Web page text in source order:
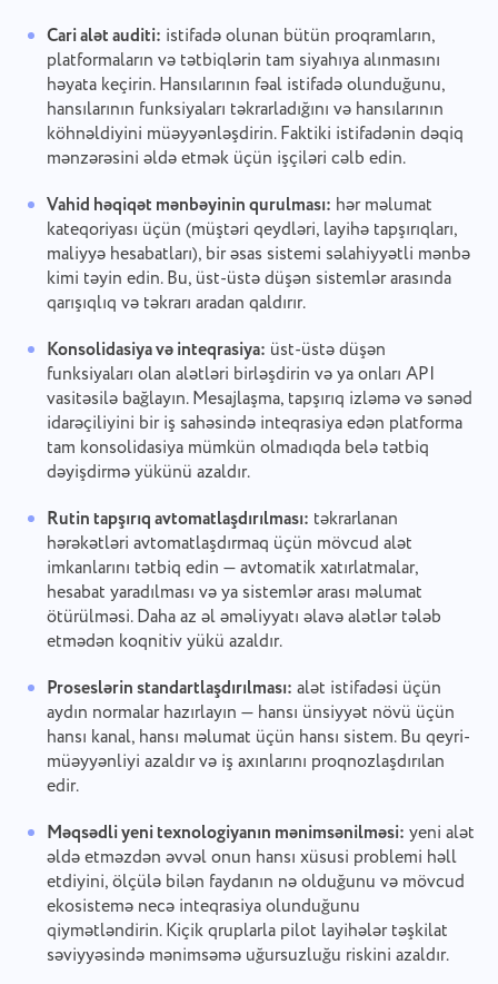
Cari alət auditi: istifadə olunan bütün proqramların,
platformaların və tətbiqlərin tam siyahıya alınmasını
həyata keçirin. Hansılarının fəal istifadə olunduğunu,
hansılarının funksiyaları təkrarladığını və hansılarının
köhnəldiyini müəyyənləşdirin. Faktiki istifadənin dəqiq
mənzərəsini əldə etmək üçün işçiləri cəlb edin.
Vahid həqiqət mənbəyinin qurulması: hər məlumat
kateqoriyası üçün (müştəri qeydləri, layihə tapşırıqları,
maliyyə hesabatları), bir əsas sistemi səlahiyyətli mənbə
kimi təyin edin. Bu, üst-üstə düşən sistemlər arasında
qarışıqlıq və təkrarı aradan qaldırır.
Konsolidasiya və inteqrasiya: üst-üstə düşən
funksiyaları olan alətləri birləşdirin və ya onları API
vasitəsilə bağlayın. Mesajlaşma, tapşırıq izləmə və sənəd
idarəçiliyini bir iş sahəsində inteqrasiya edən platforma
tam konsolidasiya mümkün olmadıqda belə tətbiq
dəyişdirmə yükünü azaldır.
Rutin tapşırıq avtomatlaşdırılması: təkrarlanan
hərəkətləri avtomatlaşdırmaq üçün mövcud alət
imkanlarını tətbiq edin — avtomatik xatırlatmalar,
hesabat yaradılması və ya sistemlər arası məlumat
ötürülməsi. Daha az əl əməliyyatı əlavə alətlər tələb
etmədən koqnitiv yükü azaldır.
Proseslərin standartlaşdırılması: alət istifadəsi üçün
aydın normalar hazırlayın — hansı ünsiyyət növü üçün
hansı kanal, hansı məlumat üçün hansı sistem. Bu qeyri-
müəyyənliyi azaldır və iş axınlarını proqnozlaşdırılan
edir.
Məqsədli yeni texnologiyanın mənimsənilməsi: yeni alət
əldə etməzdən əvvəl onun hansı xüsusi problemi həll
etdiyini, ölçülə bilən faydanın nə olduğunu və mövcud
ekosistemə necə inteqrasiya olunduğunu
qiymətləndirin. Kiçik qruplarla pilot layihələr təşkilat
səviyyəsində mənimsəmə uğursuzluğu riskini azaldır.
Tərcümə səhvini bildirin
Düzgün seçim ilə birlikdə məsələnin təsvirini
təmin edin
Faylları gözdən keçirinvə ya sürükləyin və atın
Bizimlə əlaqə qurun
Ad
Email
Sənin mesajın
Bir səhv barədə məlumat verin
Xahiş edirəm ətraflı rast gəldiyiniz məsələni təsvir
edin, konkret məlumat verərək hər hansı bir
müvafiq fayl əlavə edin. Aktiv iştirakınız, hər kəs
üçün daha yaxşı xidmət təmin edərək istifadəçi
təcrübəsini inkişaf etdirməyə kömək edir.
Your message has been sent
successfully
We will contact you soon
Taskee-nin bir hissəsi olduğunuz
üçün təşəkkür edirik
Biz buna mütləq tanış olacağıq və məhsula tətbiq
etməyə çalışacağıq. Bizə hər gün daha yaxşı
olmağımızda kömək edirsiniz!
Özəlliyinizi təklif edin
Özəllik
Necə işləyir
Faylları yükləyin